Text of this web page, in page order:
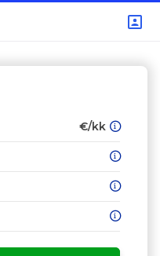
€/kk